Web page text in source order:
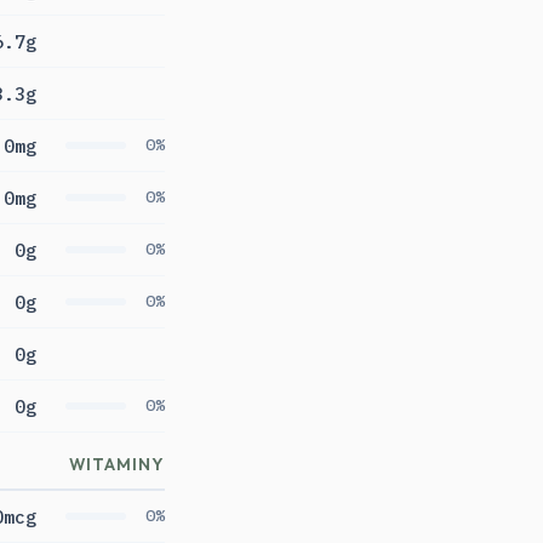
0mg 0%
0mg 0%
0g 0%
0g 0%
0g
0g 0%
WITAMINY
0%